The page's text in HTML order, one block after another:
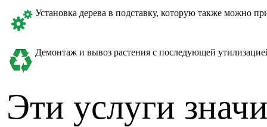
Установка дерева в подставку, которую также можно
Демонтаж и вывоз растения с последующей
Эти услуги